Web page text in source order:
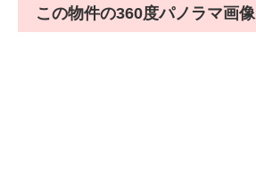
この物件の360度パノラマ画像